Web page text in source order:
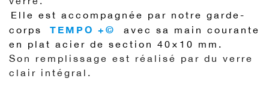
Elle est accompagnée par notre garde-
corps
TEMPO +©
avec sa main courante
en plat acier de section 40×10 mm.
Son remplissage est réalisé par du verre
clair intégral.